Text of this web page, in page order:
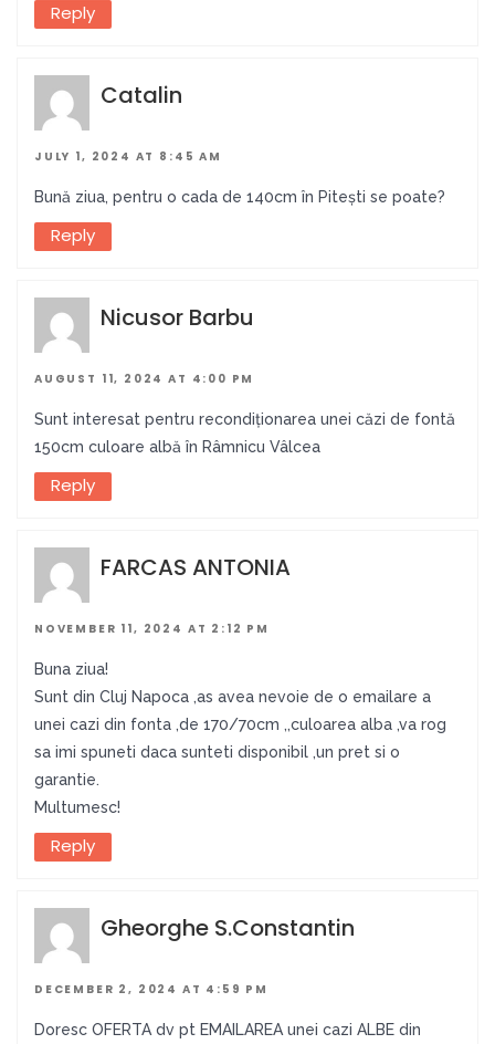
Reply
Catalin
JULY 1, 2024 AT 8:45 AM
Bună ziua, pentru o cada de 140cm în Pitești se poate?
Reply
Nicusor Barbu
AUGUST 11, 2024 AT 4:00 PM
Sunt interesat pentru recondiționarea unei căzi de fontă
150cm culoare albă în Râmnicu Vâlcea
Reply
FARCAS ANTONIA
NOVEMBER 11, 2024 AT 2:12 PM
Buna ziua!
Sunt din Cluj Napoca ,as avea nevoie de o emailare a
unei cazi din fonta ,de 170/70cm ,,culoarea alba ,va rog
sa imi spuneti daca sunteti disponibil ,un pret si o
garantie.
Multumesc!
Reply
Gheorghe S.Constantin
DECEMBER 2, 2024 AT 4:59 PM
Doresc OFERTA dv pt EMAILAREA unei cazi ALBE din